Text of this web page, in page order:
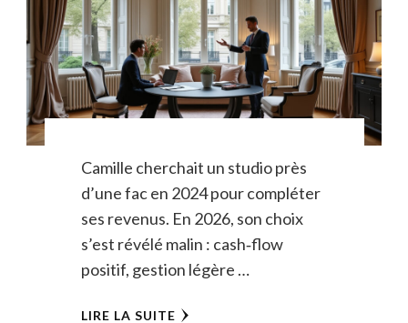
Camille cherchait un studio près
d’une fac en 2024 pour compléter
ses revenus. En 2026, son choix
s’est révélé malin : cash‑flow
positif, gestion légère …
LIRE LA SUITE